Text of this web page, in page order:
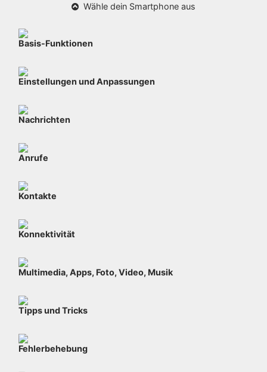
Wähle dein Smartphone aus
Basis-Funktionen
Einstellungen und Anpassungen
Nachrichten
Anrufe
Kontakte
Konnektivität
Multimedia, Apps, Foto, Video, Musik
Tipps und Tricks
Fehlerbehebung